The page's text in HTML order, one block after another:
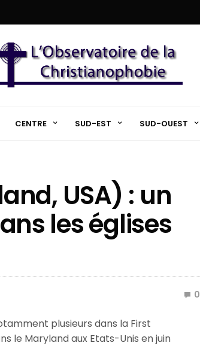
CENTRE SUD-EST SUD-OUEST
USA) : un
les églises
0
plusieurs dans la First
le Maryland aux Etats-Unis en juin